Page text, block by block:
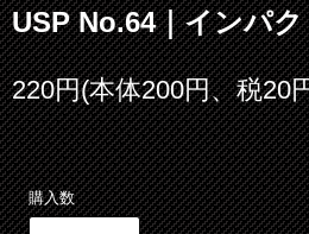
USP No.64｜インパ
220円(本体200円、税20
購入数